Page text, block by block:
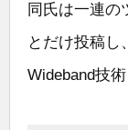
同氏は一連の
とだけ投稿し
Wideband技